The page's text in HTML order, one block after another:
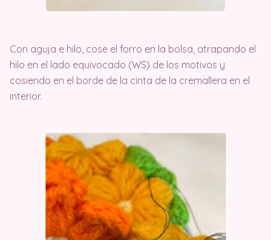
Con aguja e hilo, cose el forro en la bolsa, atrapando el
hilo en el lado equivocado (WS) de los motivos y
cosiendo en el borde de la cinta de la cremallera en el
interior.